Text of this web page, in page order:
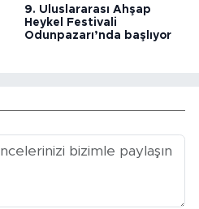
9. Uluslararası Ahşap
Heykel Festivali
Odunpazarı’nda başlıyor